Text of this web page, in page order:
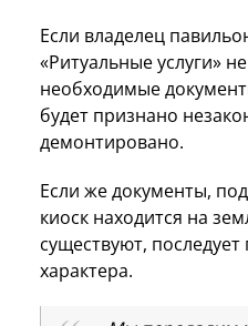
Если владелец
«Ритуальные услуги»
необходимые
будет признано
демонтировано.
Если же документы,
киоск находится на
существуют, последует
характера.